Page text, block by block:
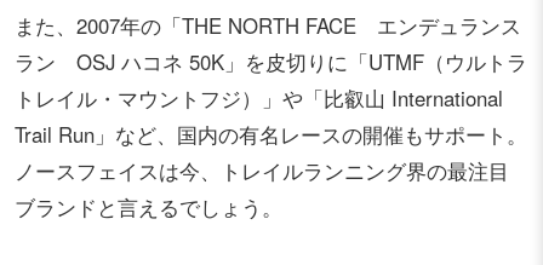
また、2007年の「THE NORTH FACE エンデュランス
ラン OSJ ハコネ 50K」を皮切りに「UTMF（ウルトラ
トレイル・マウントフジ）」や「比叡山 International
Trail Run」など、国内の有名レースの開催もサポート。
ノースフェイスは今、トレイルランニング界の最注目
ブランドと言えるでしょう。